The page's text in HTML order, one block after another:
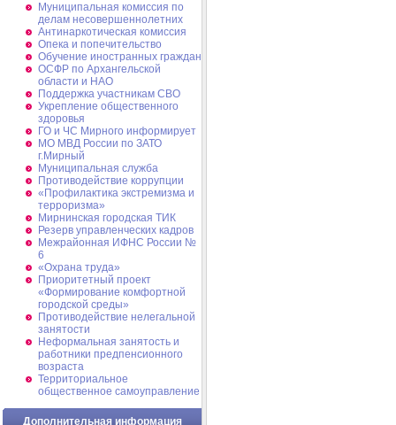
Муниципальная комиссия по
делам несовершеннолетних
Антинаркотическая комиссия
Опека и попечительство
Обучение иностранных граждан
ОСФР по Архангельской
области и НАО
Поддержка участникам СВО
Укрепление общественного
здоровья
ГО и ЧС Мирного информирует
МО МВД России по ЗАТО
г.Мирный
Муниципальная cлужба
Противодействие коррупции
«Профилактика экстремизма и
терроризма»
Мирнинская городская ТИК
Резерв управленческих кадров
Межрайонная ИФНС России №
6
«Охрана труда»
Приоритетный проект
«Формирование комфортной
городской среды»
Противодействие нелегальной
занятости
Неформальная занятость и
работники предпенсионного
возраста
Территориальное
общественное самоуправление
Дополнительная информация